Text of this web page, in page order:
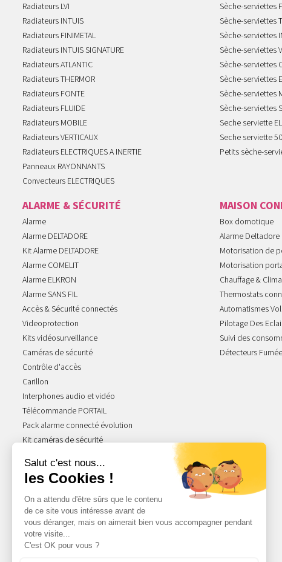
Radiateurs LVI
Radiateurs INTUIS
Radiateurs FINIMETAL
Radiateurs INTUIS SIGNATURE
Radiateurs ATLANTIC
Radiateurs THERMOR
Radiateurs FONTE
Radiateurs FLUIDE
Radiateurs MOBILE
Radiateurs VERTICAUX
Radiateurs ELECTRIQUES A INERTIE
Panneaux RAYONNANTS
Convecteurs ELECTRIQUES
Sèche-serviettes
Sèche-serviettes
Sèche-serviettes
Sèche-serviettes
Sèche-serviettes
Sèche-serviettes
Sèche-serviettes
Sèche-serviettes
Seche serviette
Seche serviette
Petits sèche-
ALARME & SÉCURITÉ
Alarme
Alarme DELTADORE
Kit Alarme DELTADORE
Alarme COMELIT
Alarme ELKRON
Alarme SANS FIL
Accès & Sécurité connectés
Videoprotection
Kits vidéosurveillance
Caméras de sécurité
Contrôle d'accès
Carillon
Interphones audio et vidéo
Télécommande PORTAIL
Pack alarme connecté évolution
Kit caméras de sécurité
MAISON
Box domotique
Alarme Deltadore
Motorisation de
Motorisation
Chauffage &
Thermostats
Automatismes
Pilotage Des
Suivi des
Détecteurs Fumée
NOS GAMMES STARS
Acova Atoll
Acova Fassane
Radiateur Atlantic
Radiateur Thermor
Ariston Chauffe-eau